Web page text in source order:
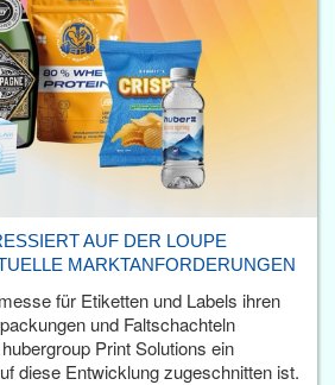
AUF DER LOUPE
MARKTANFORDERUNGEN
für Etiketten und Labels ihren
und Faltschachteln
Print Solutions ein
diese Entwicklung zugeschnitten ist.